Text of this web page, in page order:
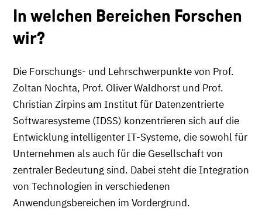
In welchen Bereichen Forschen
wir?
Die Forschungs- und Lehrschwerpunkte von Prof.
Zoltan Nochta, Prof. Oliver Waldhorst und Prof.
Christian Zirpins am Institut für Datenzentrierte
Softwaresysteme (IDSS) konzentrieren sich auf die
Entwicklung intelligenter IT-Systeme, die sowohl für
Unternehmen als auch für die Gesellschaft von
zentraler Bedeutung sind. Dabei steht die Integration
von Technologien in verschiedenen
Anwendungsbereichen im Vordergrund.